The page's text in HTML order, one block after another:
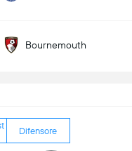
Bournemouth
Difensore